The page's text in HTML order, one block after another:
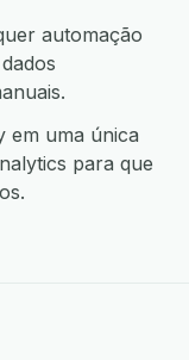
automação
em uma única
para que